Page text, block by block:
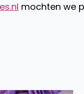
mochten we